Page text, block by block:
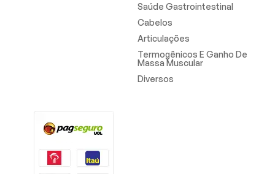
Saúde Gastrointestinal
Cabelos
Articulações
Termogênicos E Ganho De
Massa Muscular
Diversos